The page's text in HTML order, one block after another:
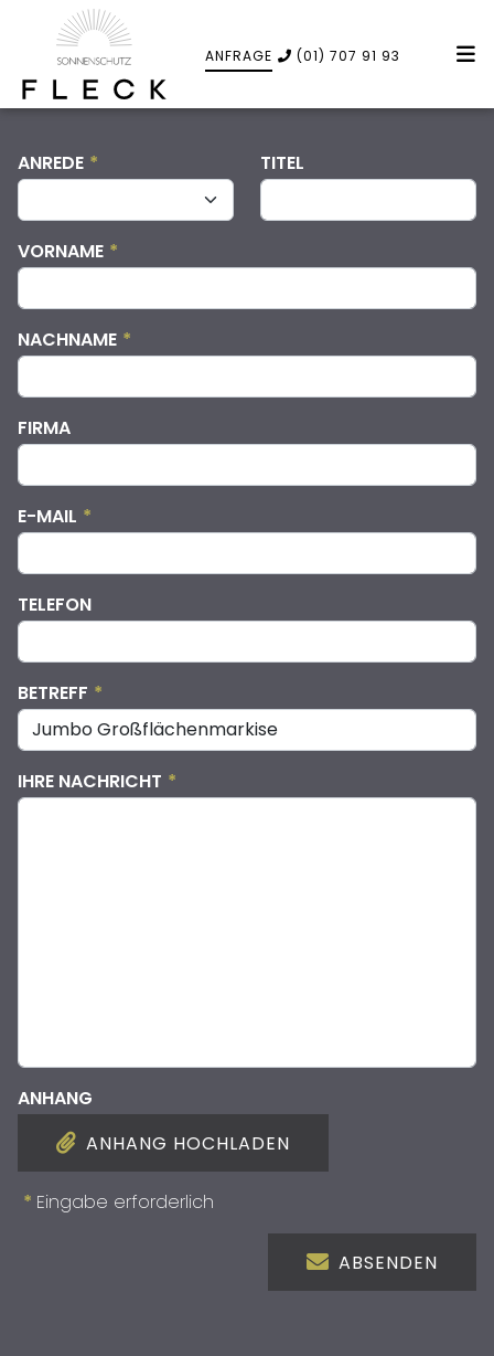
ANFRAGE (01) 707 91 93
ANREDE * TITEL
VORNAME *
NACHNAME *
FIRMA
E-MAIL *
TELEFON
BETREFF *
IHRE NACHRICHT *
ANHANG
ANHANG HOCHLADEN
* Eingabe erforderlich
ABSENDEN